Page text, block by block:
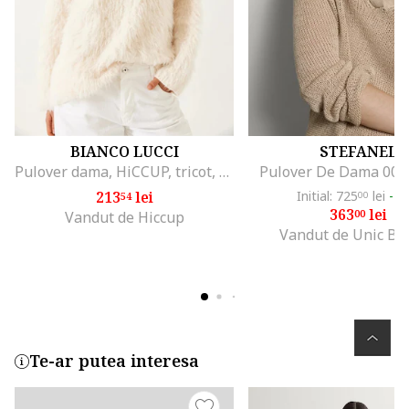
BIANCO LUCCI
Pulover dama, HiCCUP, tricot, supradimensionat, detalii de plus, alb-galbui,
21354lei
Vandut de Hiccup
STEFANEL
Pulover De Dama
Initial: 72500 lei -
36300lei
Vandut de Unic
Te-ar putea interesa